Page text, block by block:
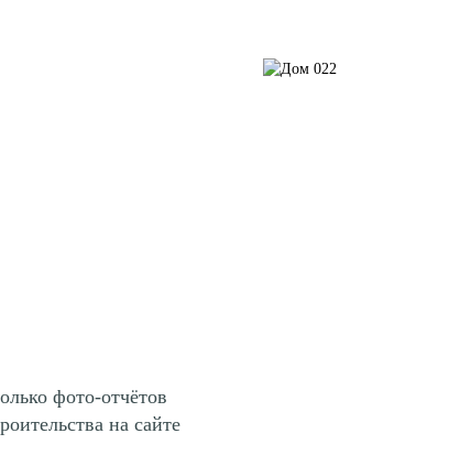
фото-отчётов
на сайте